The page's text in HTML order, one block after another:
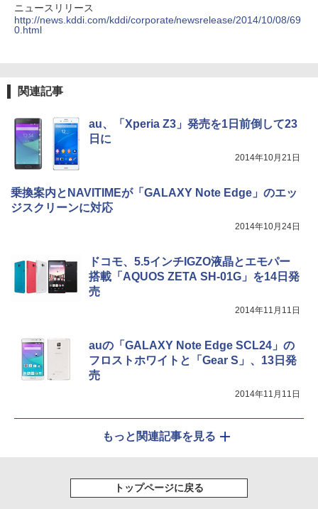
ニュースリリース
http://news.kddi.com/kddi/corporate/newsrelease/2014/10/08/69
0.html
関連記事
au、「Xperia Z3」発売を1日前倒して23
日に
2014年10月21日
乗換案内とNAVITIMEが「GALAXY Note Edge」のエッ
ジスクリーンに対応
2014年10月24日
ドコモ、5.5インチIGZO液晶とエモパー
搭載「AQUOS ZETA SH-01G」を14日発
売
2014年11月11日
auの「GALAXY Note Edge SCL24」の
フロストホワイトと「Gear S」、13日発
売
2014年11月11日
もっと関連記事を見る
トップページに戻る